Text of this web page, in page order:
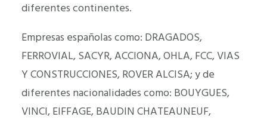
diferentes continentes.
Empresas españolas como: DRAGADOS,
FERROVIAL, SACYR, ACCIONA, OHLA, FCC, VIAS
Y CONSTRUCCIONES, ROVER ALCISA; y de
diferentes nacionalidades como: BOUYGUES,
VINCI, EIFFAGE, BAUDIN CHATEAUNEUF,